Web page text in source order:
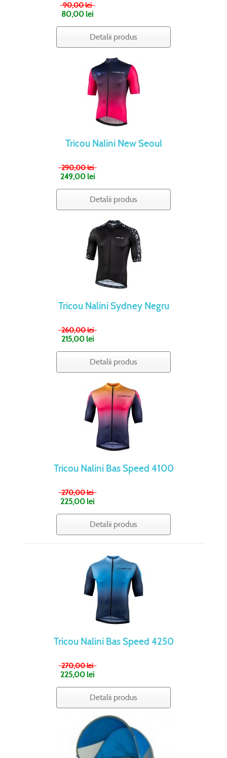
90,00 lei
80,00 lei
Detalii produs
Tricou Nalini New Seoul
290,00 lei
249,00 lei
Detalii produs
Tricou Nalini Sydney Negru
260,00 lei
215,00 lei
Detalii produs
Tricou Nalini Bas Speed 4100
270,00 lei
225,00 lei
Detalii produs
Tricou Nalini Bas Speed 4250
270,00 lei
225,00 lei
Detalii produs